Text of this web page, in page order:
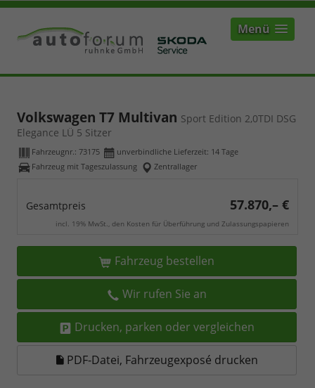
Menü
Volkswagen T7 Multivan Sport Edition 2,0TDI DSG
Elegance LÜ 5 Sitzer
Fahrzeugnr.: 73175 unverbindliche Lieferzeit: 14 Tage
Fahrzeug mit Tageszulassung
Zentrallager
Gesamtpreis 57.870,– €
incl. 19% MwSt., den Kosten für Überführung und Zulassungspapieren
Fahrzeug bestellen
Wir rufen Sie an
Drucken, parken oder vergleichen
PDF-Datei, Fahrzeugexposé drucken